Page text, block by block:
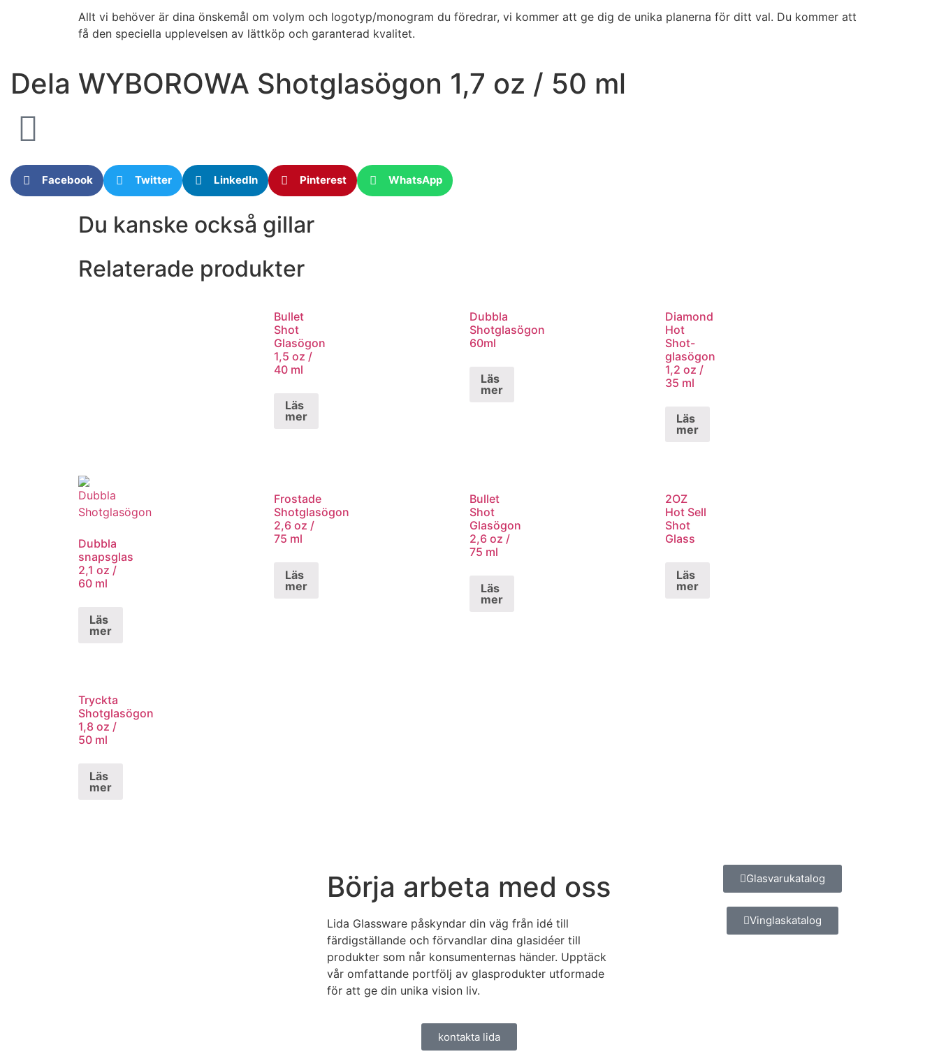
Allt vi behöver är dina önskemål om volym och logotyp/monogram du föredrar, vi kommer att ge dig de unika planerna för ditt val. Du kommer att
få den speciella upplevelsen av lättköp och garanterad kvalitet.
Dela WYBOROWA Shotglasögon 1,7 oz / 50 ml
Facebook Twitter LinkedIn Pinterest WhatsApp
Du kanske också gillar
Relaterade produkter
Bullet
Shot
Glasögon
1,5 oz /
40 ml
Läs
mer
Dubbla
Shotglasögon
60ml
Läs
mer
Diamond
Hot
Shot-
glasögon
1,2 oz /
35 ml
Läs
mer
Dubbla
snapsglas
2,1 oz /
60 ml
Läs
mer
Frostade
Shotglasögon
2,6 oz /
75 ml
Läs
mer
Bullet
Shot
Glasögon
2,6 oz /
75 ml
Läs
mer
2OZ
Hot Sell
Shot
Glass
Läs
mer
Tryckta
Shotglasögon
1,8 oz /
50 ml
Läs
mer
Börja arbeta med oss
Lida Glassware påskyndar din väg från idé till
färdigställande och förvandlar dina glasidéer till
produkter som når konsumenternas händer. Upptäck
vår omfattande portfölj av glasprodukter utformade
för att ge din unika vision liv.
kontakta lida
Glasvarukatalog
Vinglaskatalog